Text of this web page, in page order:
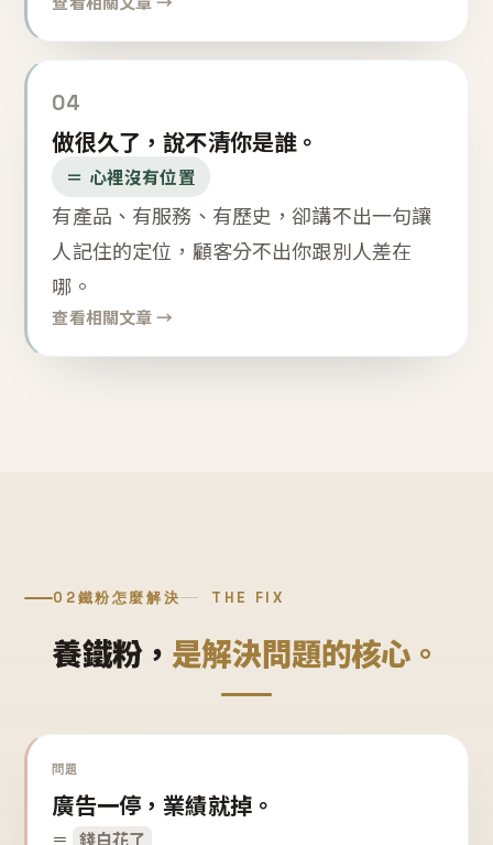
04
做很久了，說不清你是誰。
＝ 心裡沒有位置
有產品、有服務、有歷史，卻講不出一句讓
人記住的定位，顧客分不出你跟別人差在
哪。
查看相關文章 →
02鐵粉怎麼解決 THE FIX
養鐵粉， 是解決問題的核心。
問題
廣告一停，業績就掉。
＝ 錢白花了